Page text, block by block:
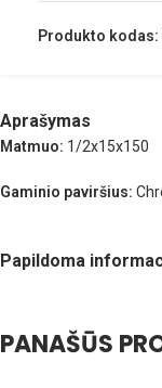
Produkto kodas:
Aprašymas
Matmuo: 1/2x15x150
Gaminio paviršius:
Papildoma
PANAŠŪS